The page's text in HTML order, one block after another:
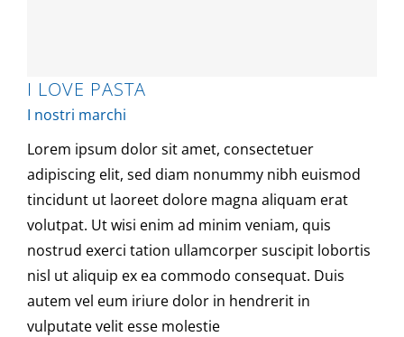
I LOVE PASTA
I nostri marchi
Lorem ipsum dolor sit amet, consectetuer
adipiscing elit, sed diam nonummy nibh euismod
tincidunt ut laoreet dolore magna aliquam erat
volutpat. Ut wisi enim ad minim veniam, quis
nostrud exerci tation ullamcorper suscipit lobortis
nisl ut aliquip ex ea commodo consequat. Duis
autem vel eum iriure dolor in hendrerit in
vulputate velit esse molestie